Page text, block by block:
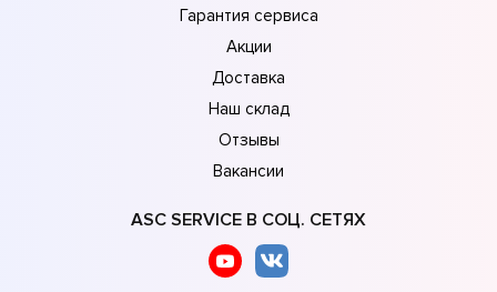
Гарантия сервиса
Акции
Доставка
Наш склад
Отзывы
Вакансии
ASC SERVICE В СОЦ. СЕТЯХ